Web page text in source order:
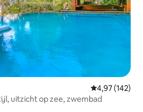
Gemiddelde
4,97 (142)
uitzicht op zee, zwembad